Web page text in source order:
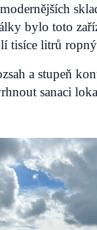
bylo toto
tisíce litrů
a stupeň
sanaci